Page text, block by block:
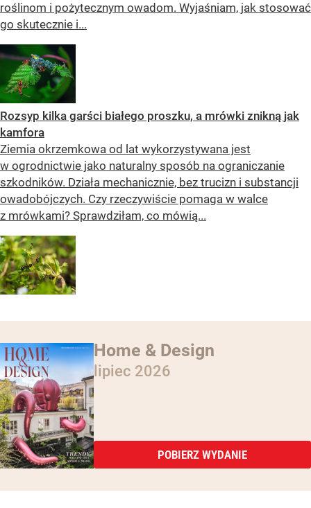
roślinom i pożytecznym owadom. Wyjaśniam, jak stosować
go skutecznie i...
Rozsyp kilka garści białego proszku, a mrówki znikną jak
kamfora
Ziemia okrzemkowa od lat wykorzystywana jest
w ogrodnictwie jako naturalny sposób na ograniczanie
szkodników. Działa mechanicznie, bez trucizn i substancji
owadobójczych. Czy rzeczywiście pomaga w walce
z mrówkami? Sprawdziłam, co mówią...
Home & Design
lipiec 2026
POBIERZ WYDANIE